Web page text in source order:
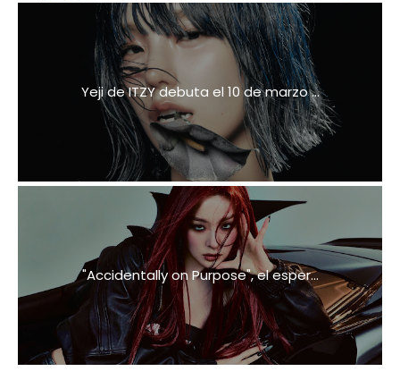
Yeji de ITZY debuta el 10 de marzo ...
"Accidentally on Purpose", el esper...